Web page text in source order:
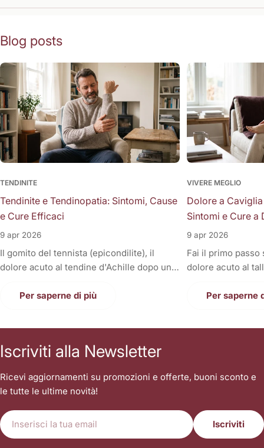
Blog posts
TENDINITE
Tendinite e Tendinopatia: Sintomi, Cause
e Cure Efficaci
9 apr 2026
Il gomito del tennista (epicondilite), il
dolore acuto al tendine d'Achille dopo una
braccio, o il fastidioso dolore al ginocchio
patologie a carico dei tendini, i veri e
un tendine fa male, la prima reazione di
tutti è quella di autodiagnosticarsi una
"tendinite", applicare del ghiaccio,
prendere un antinfiammatorio e aspettare
che passi. Ma le settimane diventano
Per saperne di più
VIVERE MEGLIO
Dolore a
Sintomi e Cure a
9 apr 2026
Fai il primo
dolore acuto al
sono gonfie,
contatto con il
singolo passo.
sottovalutare i
stringendo i denti
Per saperne
Iscriviti alla Newsletter
Ricevi aggiornamenti su promozioni e offerte, buoni sconto e
le tutte le ultime novità!
E-
mail
Iscriviti